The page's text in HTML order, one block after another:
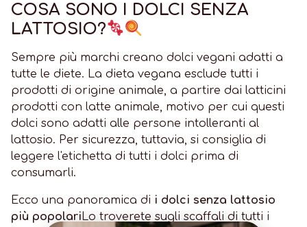
COSA SONO I DOLCI SENZA
LATTOSIO?
Sempre più marchi creano dolci vegani adatti a
tutte le diete. La dieta vegana esclude tutti i
prodotti di origine animale, a partire dai latticini
prodotti con latte animale, motivo per cui questi
dolci sono adatti alle persone intolleranti al
lattosio. Per sicurezza, tuttavia, si consiglia di
leggere l'etichetta di tutti i dolci prima di
consumarli.
Ecco una panoramica di i dolci senza lattosio
più popolari Lo troverete sugli scaffali di tutti i